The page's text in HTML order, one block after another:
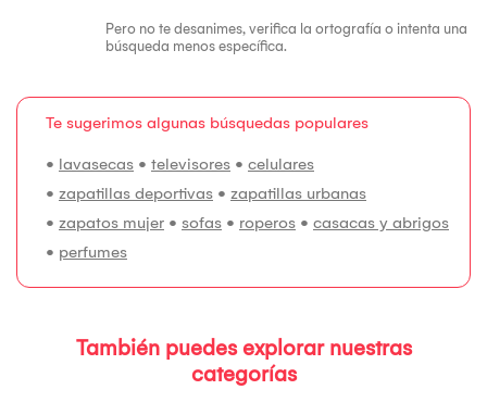
Pero no te desanimes, verifica la ortografía o intenta una
búsqueda menos específica.
Te sugerimos algunas búsquedas populares
• lavasecas • televisores • celulares
• zapatillas deportivas • zapatillas urbanas
• zapatos mujer • sofas • roperos • casacas y abrigos
• perfumes
También puedes explorar nuestras
categorías